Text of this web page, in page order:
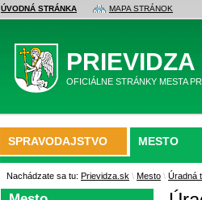
ÚVODNÁ STRÁNKA MAPA STRÁNOK
PRIEVIDZA
OFICIÁLNE STRÁNKY MESTA
SPRAVODAJSTVO MESTO
Nachádzate sa tu: Prievidza.sk \ Mesto \ Úradná